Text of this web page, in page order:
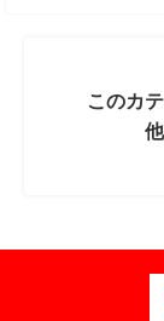
このカ